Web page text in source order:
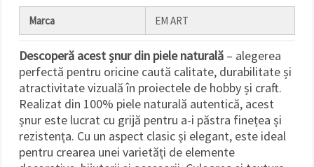
Marca EM ART
Descoperă acest șnur din piele naturală – alegerea
perfectă pentru oricine caută calitate, durabilitate și
atractivitate vizuală în proiectele de hobby și craft.
Realizat din 100% piele naturală autentică, acest
șnur este lucrat cu grijă pentru a-i păstra finețea și
rezistența. Cu un aspect clasic și elegant, este ideal
pentru crearea unei varietăți de elemente